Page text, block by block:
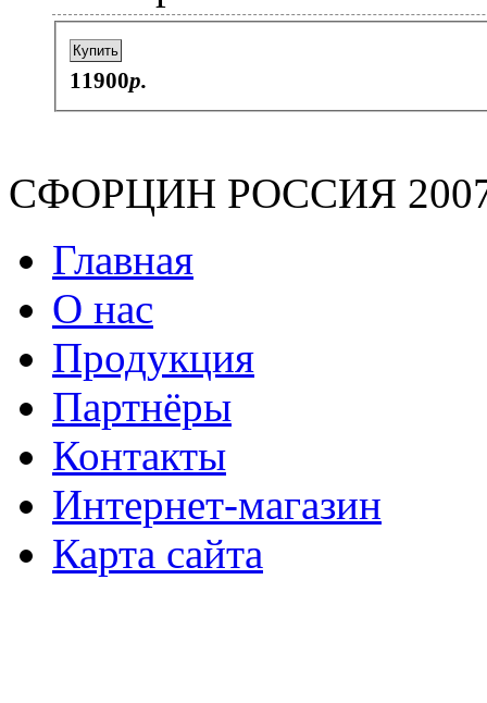
Купить
11900p.
СФОРЦИН РОССИЯ 2007-
Главная
О нас
Продукция
Партнёры
Контакты
Интернет-магазин
Карта сайта